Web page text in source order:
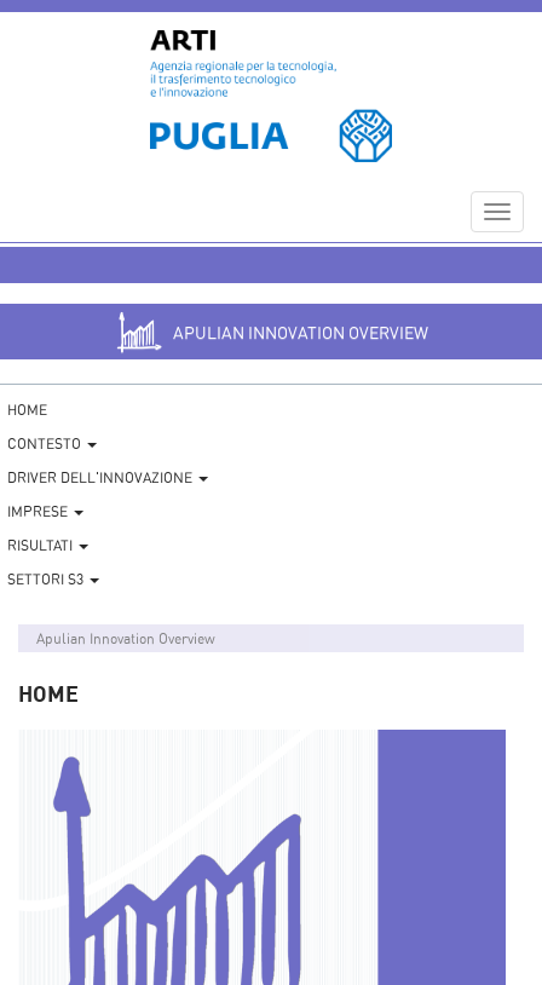
APULIAN INNOVATION OVERVIEW
HOME
CONTESTO
DRIVER DELL'INNOVAZIONE
IMPRESE
RISULTATI
SETTORI S3
Apulian Innovation Overview
HOME